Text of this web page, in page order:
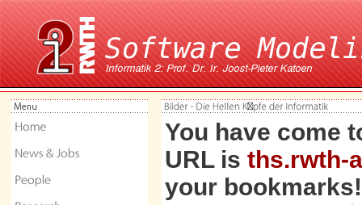
You have come
URL is ths.rwth-
your bookmarks!